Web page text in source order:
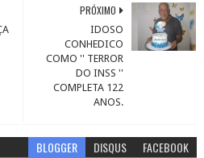
PRÓXIMO
IDOSO
CONHEDICO
COMO '' TERROR
DO INSS ''
COMPLETA 122
ANOS.
BLOGGER DISQUS FACEBOOK